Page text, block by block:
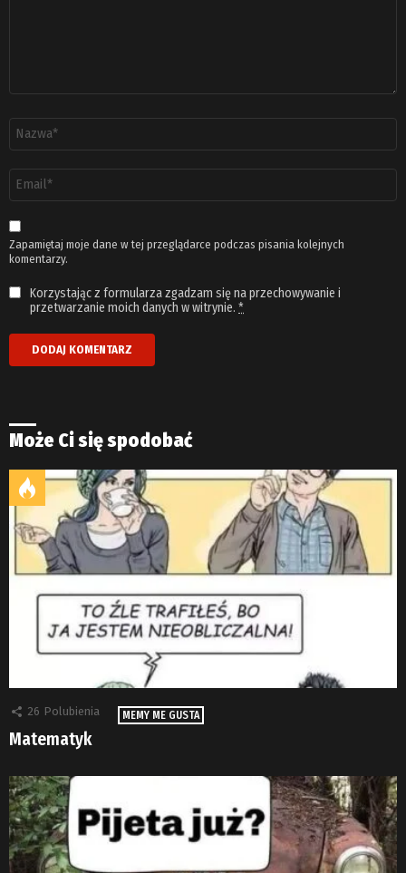
email
*
Zapamiętaj moje dane w tej przeglądarce podczas pisania kolejnych
komentarzy.
Korzystając z formularza zgadzam się na przechowywanie i
przetwarzanie moich danych w witrynie. *
Może Ci się spodobać
26 Polubienia MEMY ME GUSTA
Matematyk